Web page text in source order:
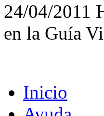
24/04/2011
en la Guía
Inicio